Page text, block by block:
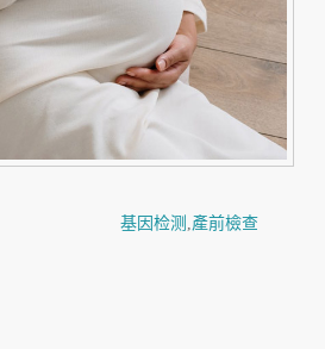
基因检测 ,產前檢查